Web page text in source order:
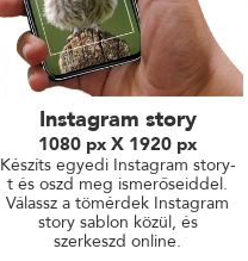
Instagram story
1080 px X 1920 px
Készíts egyedi Instagram story-
t és oszd meg ismerőseiddel.
Válassz a tömérdek Instagram
story sablon közül, és
szerkeszd online.